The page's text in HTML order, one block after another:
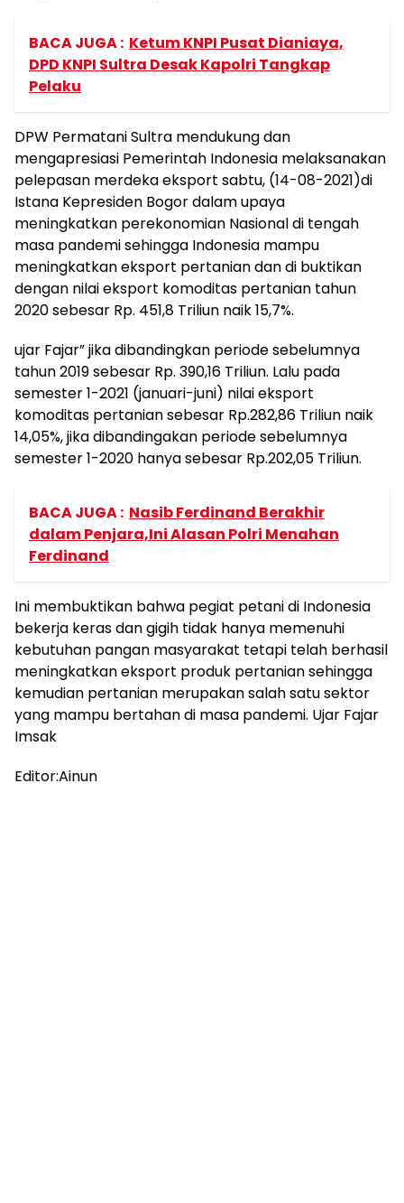
BACA JUGA : Ketum KNPI Pusat Dianiaya,
DPD KNPI Sultra Desak Kapolri Tangkap
Pelaku
DPW Permatani Sultra mendukung dan
mengapresiasi Pemerintah Indonesia melaksanakan
pelepasan merdeka eksport sabtu, (14-08-2021)di
Istana Kepresiden Bogor dalam upaya
meningkatkan perekonomian Nasional di tengah
masa pandemi sehingga Indonesia mampu
meningkatkan eksport pertanian dan di buktikan
dengan nilai eksport komoditas pertanian tahun
2020 sebesar Rp. 451,8 Triliun naik 15,7%.
ujar Fajar” jika dibandingkan periode sebelumnya
tahun 2019 sebesar Rp. 390,16 Triliun. Lalu pada
semester 1-2021 (januari-juni) nilai eksport
komoditas pertanian sebesar Rp.282,86 Triliun naik
14,05%, jika dibandingakan periode sebelumnya
semester 1-2020 hanya sebesar Rp.202,05 Triliun.
BACA JUGA : Nasib Ferdinand Berakhir
dalam Penjara,Ini Alasan Polri Menahan
Ferdinand
Ini membuktikan bahwa pegiat petani di Indonesia
bekerja keras dan gigih tidak hanya memenuhi
kebutuhan pangan masyarakat tetapi telah berhasil
meningkatkan eksport produk pertanian sehingga
kemudian pertanian merupakan salah satu sektor
yang mampu bertahan di masa pandemi. Ujar Fajar
Imsak
Editor:Ainun